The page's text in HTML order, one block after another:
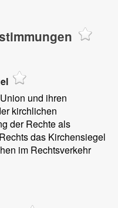
und ihren
kirchlichen
der Rechte als
das Kirchensiegel
im Rechtsverkehr